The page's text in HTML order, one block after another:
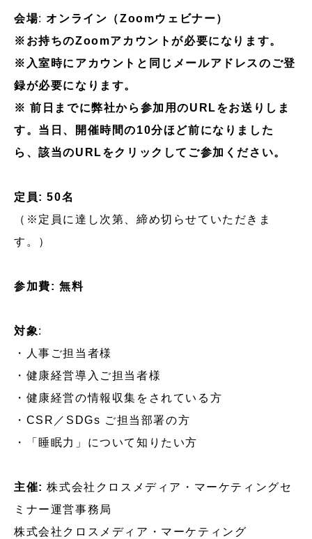
会場:オンライン（Zoomウェビナー）
※お持ちのZoomアカウントが必要になります。
※入室時にアカウントと同じメールアドレスのご登
録が必要になります。
※ 前日までに弊社から参加用のURLをお送りしま
す。当日、開催時間の10分ほど前になりました
ら、該当のURLをクリックしてご参加ください。
定員: 50名
（※定員に達し次第、締め切らせていただきま
す。）
参加費: 無料
対象:
・人事ご担当者様
・健康経営導入ご担当者様
・健康経営の情報収集をされている方
・CSR／SDGs ご担当部署の方
・「睡眠力」について知りたい方
主催:株式会社クロスメディア・マーケティングセ
ミナー運営事務局
株式会社クロスメディア・マーケティング